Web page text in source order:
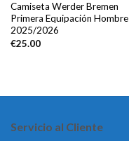
Camiseta Werder Bremen
Primera Equipación Hombre
2025/2026
€25.00
Servicio al Cliente